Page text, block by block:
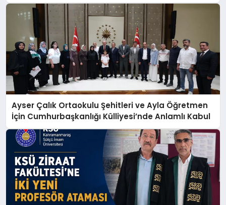
Ayser Çalık Ortaokulu Şehitleri ve Ayla Öğretmen
İçin Cumhurbaşkanlığı Külliyesi’nde Anlamlı Kabul